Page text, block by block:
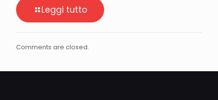
Leggi tutto
Comments are closed.